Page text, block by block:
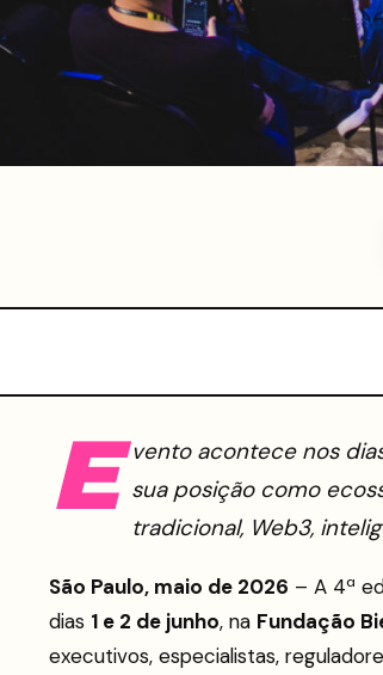
E vento acontece nos
sua posição como
tradicional, Web3,
São Paulo, maio de 2026 – A 4ª
dias 1 e 2 de junho, na Fundação
executivos, especialistas,